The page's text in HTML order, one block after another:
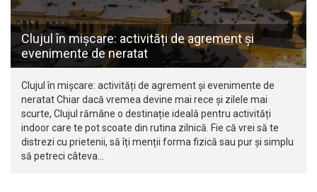
Clujul în mișcare: activități de agrement și
evenimente de neratat
Clujul în mișcare: activități de agrement și evenimente de
neratat Chiar dacă vremea devine mai rece și zilele mai
scurte, Clujul rămâne o destinație ideală pentru activități
indoor care te pot scoate din rutina zilnică. Fie că vrei să te
distrezi cu prietenii, să îți menții forma fizică sau pur și simplu
să petreci câteva…